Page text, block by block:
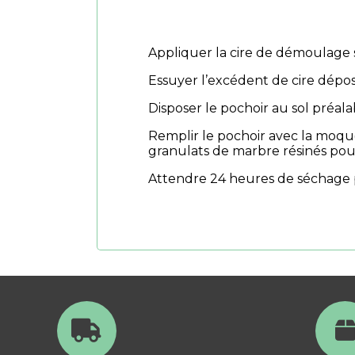
Appliquer la cire de
Essuyer l’excédent de cire
Disposer le pochoir au sol
Remplir le pochoir avec la
granulats de marbre résinés
Attendre 24 heures de